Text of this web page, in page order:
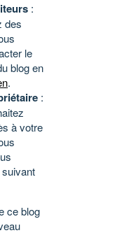
:
des
le
blog en
.
:
à votre
ce blog